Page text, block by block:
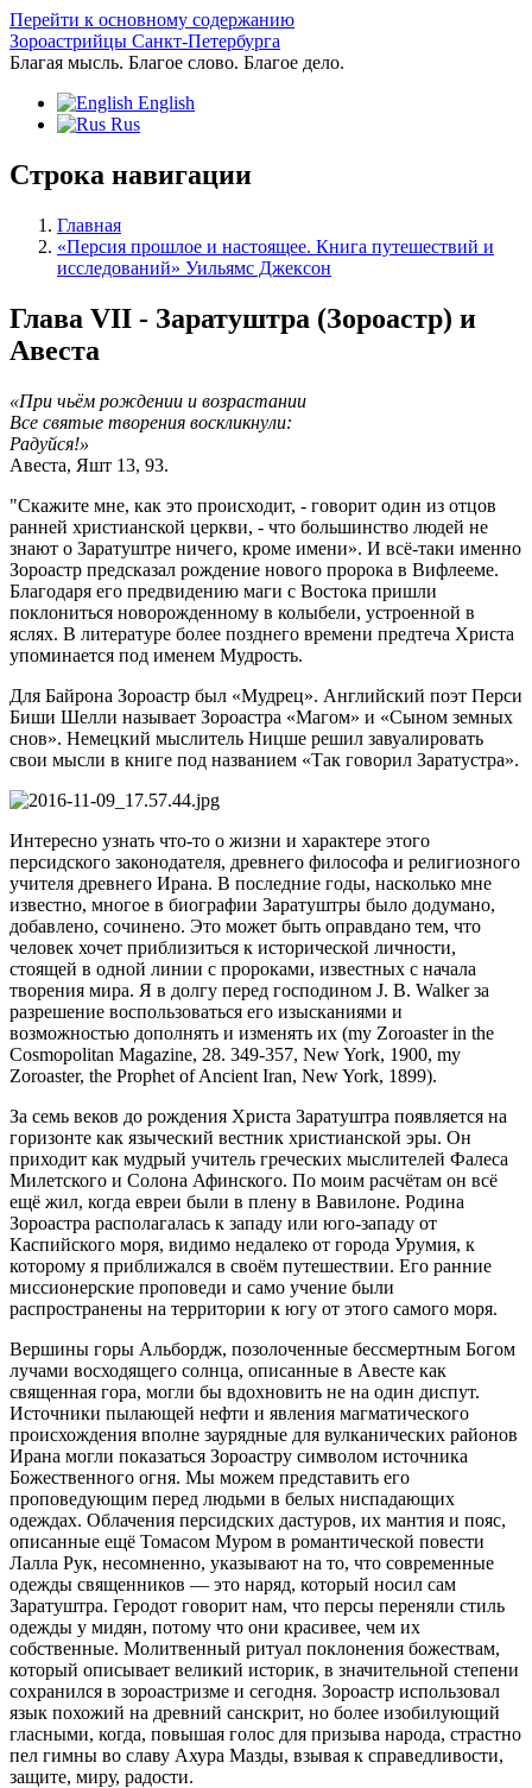
Перейти к основному содержанию
Зороастрийцы Санкт-Петербурга
Благая мысль. Благое слово. Благое дело.
English
Rus
Строка навигации
Главная
«Персия прошлое и настоящее. Книга путешествий и
исследований» Уильямс Джексон
Глава VII - Заратуштра (Зороастр) и
Авеста
«При чьём рождении и возрастании
Все святые творения воскликнули:
Радуйся!»
Авеста, Яшт 13, 93.
"Скажите мне, как это происходит, - говорит один из отцов
ранней христианской церкви, - что большинство людей не
знают о Заратуштре ничего, кроме имени». И всё-таки именно
Зороастр предсказал рождение нового пророка в Вифлееме.
Благодаря его предвидению маги с Востока пришли
поклониться новорожденному в колыбели, устроенной в
яслях. В литературе более позднего времени предтеча Христа
упоминается под именем Мудрость.
Для Байрона Зороастр был «Мудрец». Английский поэт Перси
Биши Шелли называет Зороастра «Магом» и «Сыном земных
снов». Немецкий мыслитель Ницше решил завуалировать
свои мысли в книге под названием «Так говорил Заратустра».
Интересно узнать что-то о жизни и характере этого
персидского законодателя, древнего философа и религиозного
учителя древнего Ирана. В последние годы, насколько мне
известно, многое в биографии Заратуштры было додумано,
добавлено, сочинено. Это может быть оправдано тем, что
человек хочет приблизиться к исторической личности,
стоящей в одной линии с пророками, известных с начала
творения мира. Я в долгу перед господином J. B. Walker за
разрешение воспользоваться его изысканиями и
возможностью дополнять и изменять их (my Zoroaster in the
Cosmopolitan Magazine, 28. 349-357, New York, 1900, my
Zoroaster, the Prophet of Ancient Iran, New York, 1899).
За семь веков до рождения Христа Заратуштра появляется на
горизонте как языческий вестник христианской эры. Он
приходит как мудрый учитель греческих мыслителей Фалеса
Милетского и Солона Афинского. По моим расчётам он всё
ещё жил, когда евреи были в плену в Вавилоне. Родина
Зороастра располагалась к западу или юго-западу от
Каспийского моря, видимо недалеко от города Урумия, к
которому я приближался в своём путешествии. Его ранние
миссионерские проповеди и само учение были
распространены на территории к югу от этого самого моря.
Вершины горы Альбордж, позолоченные бессмертным Богом
лучами восходящего солнца, описанные в Авесте как
священная гора, могли бы вдохновить не на один диспут.
Источники пылающей нефти и явления магматического
происхождения вполне заурядные для вулканических районов
Ирана могли показаться Зороастру символом источника
Божественного огня. Мы можем представить его
проповедующим перед людьми в белых ниспадающих
одеждах. Облачения персидских дастуров, их мантия и пояс,
описанные ещё Томасом Муром в романтической повести
Лалла Рук, несомненно, указывают на то, что современные
одежды священников — это наряд, который носил сам
Заратуштра. Геродот говорит нам, что персы переняли стиль
одежды у мидян, потому что они красивее, чем их
собственные. Молитвенный ритуал поклонения божествам,
который описывает великий историк, в значительной степени
сохранился в зороастризме и сегодня. Зороастр использовал
язык похожий на древний санскрит, но более изобилующий
гласными, когда, повышая голос для призыва народа, страстно
пел гимны во славу Ахура Мазды, взывая к справедливости,
защите, миру, радости.